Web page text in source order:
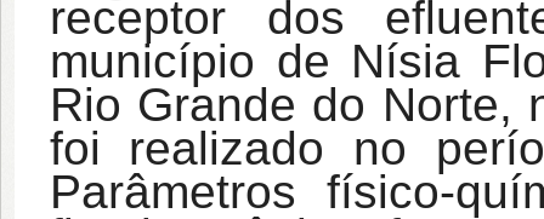
receptor dos
município de Nísia
Rio Grande do Norte,
foi realizado no
Parâmetros físico-